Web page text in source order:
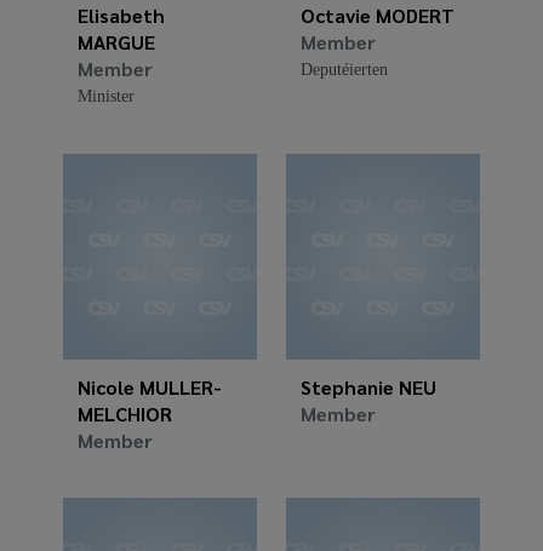
Elisabeth
MARGUE
Member
Minister
Octavie MODERT
Member
Deputéierten
Nicole MULLER-
MELCHIOR
Member
Stephanie NEU
Member